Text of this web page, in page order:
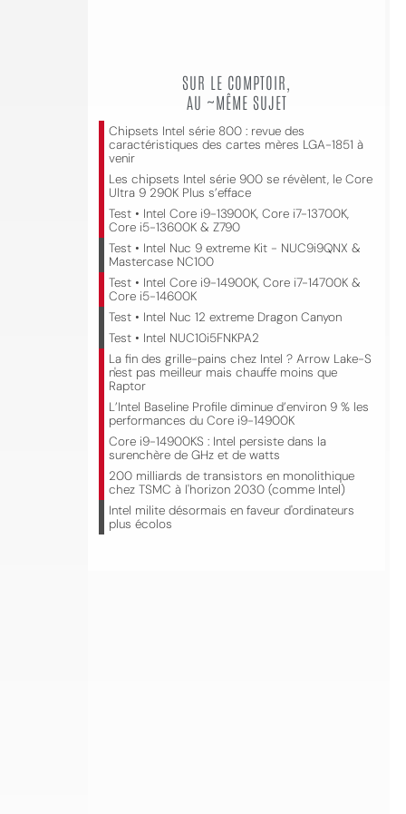
SUR LE COMPTOIR,
AU ~MÊME SUJET
Chipsets Intel série 800 : revue des
caractéristiques des cartes mères LGA-1851 à
venir
Les chipsets Intel série 900 se révèlent, le Core
Ultra 9 290K Plus s’efface
Test • Intel Core i9-13900K, Core i7-13700K,
Core i5-13600K & Z790
Test • Intel Nuc 9 extreme Kit - NUC9i9QNX &
Mastercase NC100
Test • Intel Core i9-14900K, Core i7-14700K &
Core i5-14600K
Test • Intel Nuc 12 extreme Dragon Canyon
Test • Intel NUC10i5FNKPA2
La fin des grille-pains chez Intel ? Arrow Lake-S
n'est pas meilleur mais chauffe moins que
Raptor
L’Intel Baseline Profile diminue d’environ 9 % les
performances du Core i9-14900K
Core i9-14900KS : Intel persiste dans la
surenchère de GHz et de watts
200 milliards de transistors en monolithique
chez TSMC à l'horizon 2030 (comme Intel)
Intel milite désormais en faveur d'ordinateurs
plus écolos